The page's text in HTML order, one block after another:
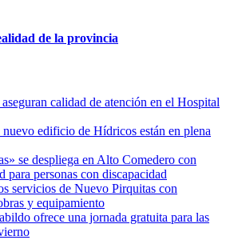
calidad de atención en el Hospital
nuevo edificio de Hídricos están en plena
se despliega en Alto Comedero con
para personas con discapacidad
servicios de Nuevo Pirquitas con
y equipamiento
ofrece una jornada gratuita para las